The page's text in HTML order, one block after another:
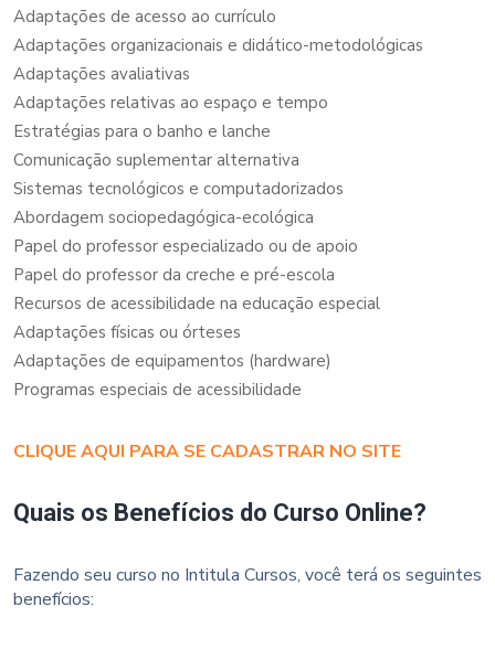
Adaptações de acesso ao currículo
Adaptações organizacionais e didático-metodológicas
Adaptações avaliativas
Adaptações relativas ao espaço e tempo
Estratégias para o banho e lanche
Comunicação suplementar alternativa
Sistemas tecnológicos e computadorizados
Abordagem sociopedagógica-ecológica
Papel do professor especializado ou de apoio
Papel do professor da creche e pré-escola
Recursos de acessibilidade na educação especial
Adaptações físicas ou órteses
Adaptações de equipamentos (hardware)
Programas especiais de acessibilidade
CLIQUE AQUI PARA SE CADASTRAR NO SITE
Quais os Benefícios do Curso Online?
Fazendo seu curso no Intitula Cursos, você terá os seguintes
benefícios: